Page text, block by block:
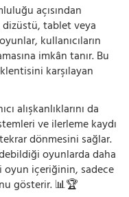
açısından
tablet veya
kullanıcıların
imkân tanır. Bu
karşılayan
alışkanlıklarını da
ve ilerleme kaydı
dönmesini sağlar.
oyunlarda daha
içeriğinin, sadece
gösterir. 📊🏆